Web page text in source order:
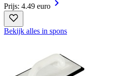
Prijs: 4.49 euro
Bekijk alles in spons